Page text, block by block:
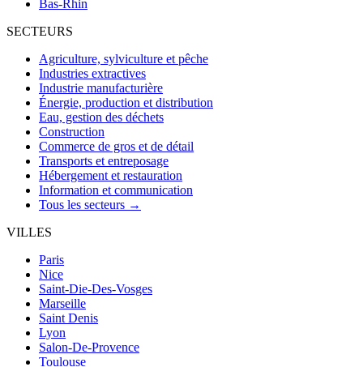
Bas-Rhin
SECTEURS
Agriculture, sylviculture et pêche
Industries extractives
Industrie manufacturière
Énergie, production et distribution
Eau, gestion des déchets
Construction
Commerce de gros et de détail
Transports et entreposage
Hébergement et restauration
Information et communication
Tous les secteurs →
VILLES
Paris
Nice
Saint-Die-Des-Vosges
Marseille
Saint Denis
Lyon
Salon-De-Provence
Toulouse